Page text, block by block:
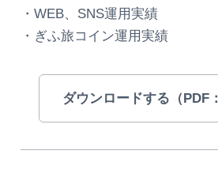
・WEB、SNS運用実績
・ぎふ旅コイン運用実績
ダウンロードする（PDF